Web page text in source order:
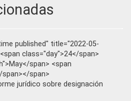
published" title="2022-05-
class="day">24</span>
span> <span
span>
jurídico sobre designación